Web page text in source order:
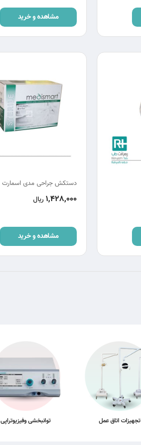
مشاهده و خرید
دستکش جراحی مدی اسمارت 7
1,428,000 ریال
مشاهده و خرید
تجهیزات اتاق عمل توانبخشی وفیزیوتراپی